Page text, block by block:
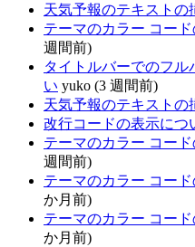
天気予報のテキストの
テーマのカラー コー
週間前)
タイトルバーでのフル
い yuko (3 週間前)
天気予報のテキストの
改行コードの表示につ
テーマのカラー コー
週間前)
テーマのカラー コー
か月前)
テーマのカラー コー
か月前)